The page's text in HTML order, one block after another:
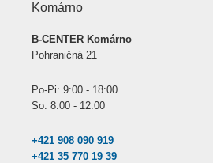
Komárno
B-CENTER Komárno
Pohraničná 21
Po-Pi: 9:00 - 18:00
So: 8:00 - 12:00
+421 908 090 919
+421 35 770 19 39